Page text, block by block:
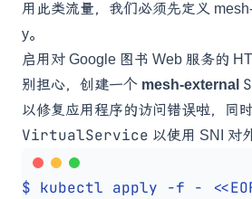
用此类流量，我们必须先定义
y。
启用对 Google 图书 Web 服务的
别担心，创建一个 mesh-external
以修复应用程序的访问错误啦，同
VirtualService 以使用 SNI 对
$ kubectl apply -f -